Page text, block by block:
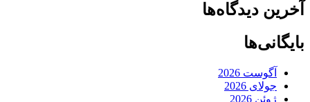
آخرین دیدگاه‌ها
بایگانی‌ها
آگوست 2026
جولای 2026
ژوئن 2026